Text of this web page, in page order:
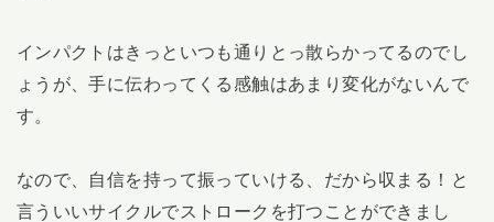
インパクトはきっといつも通りとっ散らかってるのでし
ょうが、手に伝わってくる感触はあまり変化がないんで
す。
なので、自信を持って振っていける、だから収まる！と
言ういいサイクルでストロークを打つことができまし